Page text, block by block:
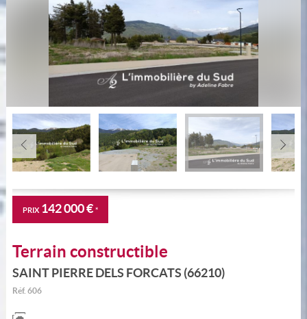
PRIX142 000 € *
Terrain constructible
SAINT PIERRE DELS FORCATS (66210)
Réf. 606